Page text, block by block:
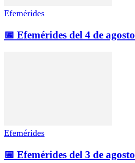
Efemérides
📅 Efemérides del 4 de agosto
Efemérides
📅 Efemérides del 3 de agosto